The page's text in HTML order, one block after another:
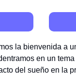
la bienvenida a
en un
del sueño en la